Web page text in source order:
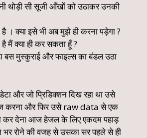
थोड़ी सी सूजी आँखों को उठाकर उनकी
। क्या इसे भी अब मुझे ही करना पड़ेगा ?
है मैं क्या ही कर सकता हूँ ?
मुस्कुराई और फाइल्स का बंडल उठा
और जो प्रिडिक्शन दिख रहा था उसे
और फिर उसे raw data से एक
कर देना आज हेजल के लिए एकदम पहाड़
भर रोने की वजह से उसका सर पहले से ही